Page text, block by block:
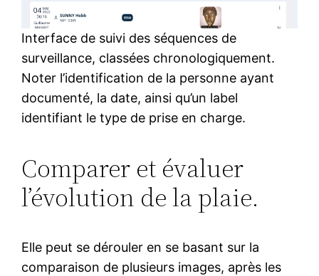
Interface de suivi des séquences de
surveillance, classées chronologiquement.
Noter l’identification de la personne ayant
documenté, la date, ainsi qu’un label
identifiant le type de prise en charge.
Comparer et évaluer
l’évolution de la plaie.
Elle peut se dérouler en se basant sur la
comparaison de plusieurs images, après les